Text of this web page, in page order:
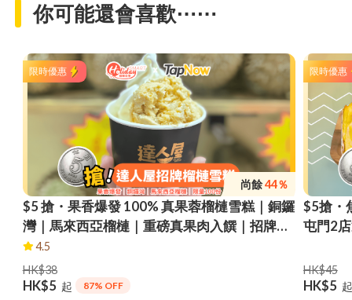
你可能還會喜歡⋯⋯
限時優惠
尚餘44％
$5 搶・果香爆發 100% 真果蓉榴槤雪糕｜銅鑼
灣｜馬來西亞榴槤｜重磅真果肉入饌｜招牌榴
槤雪糕｜即換即食｜限量100份
4.5
HK$38
HK$5 起 87% OFF
限時優惠
$5搶・
屯門2
市自取
HK$45
HK$5 起